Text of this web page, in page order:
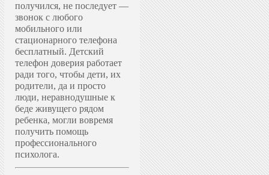
получился, не последует —
звонок с любого
мобильного или
стационарного телефона
бесплатный. Детский
телефон доверия работает
ради того, чтобы дети, их
родители, да и просто
люди, неравнодушные к
беде живущего рядом
ребенка, могли вовремя
получить помощь
профессионального
психолога.